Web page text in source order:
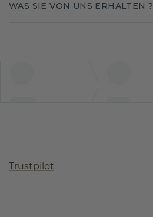
WAS SIE VON UNS ERHALTEN ?
Trustpilot